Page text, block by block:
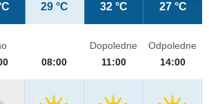
29 °C 32 °C 27 °C
08:00
Dopoledne
11:00
Odpoledne
14:00